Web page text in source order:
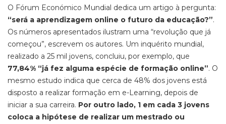
O Fórum Económico Mundial dedica um artigo à pergunta:
“será a aprendizagem online o futuro da educação?”.
Os números apresentados ilustram uma “revolução que já
começou”, escrevem os autores. Um inquérito mundial,
realizado a 25 mil jovens, concluiu, por exemplo, que
77,84% “já fez alguma espécie de formação online”. O
mesmo estudo indica que cerca de 48% dos jovens está
disposto a realizar formação em e-Learning, depois de
iniciar a sua carreira. Por outro lado, 1 em cada 3 jovens
coloca a hipótese de realizar um mestrado ou